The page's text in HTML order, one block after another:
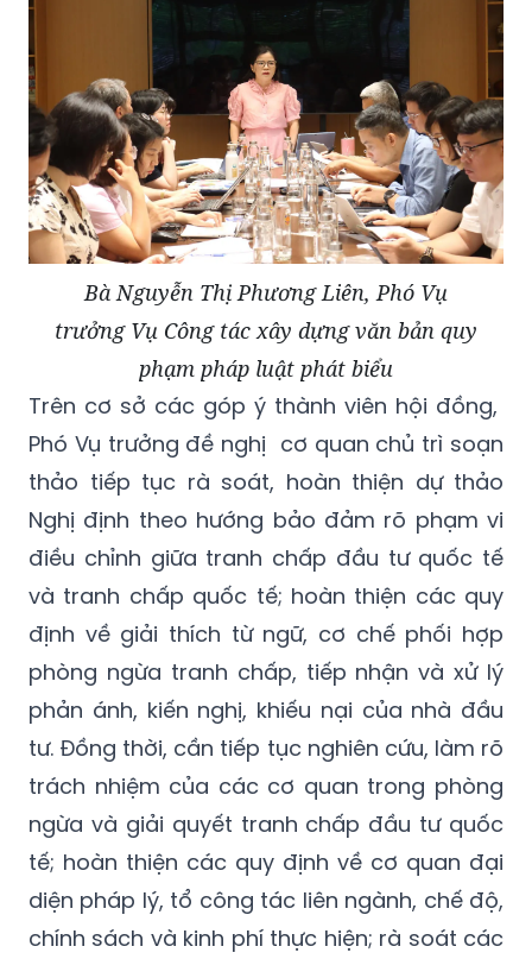
Bà Nguyễn Thị Phương Liên, Phó Vụ
trưởng Vụ Công tác xây dựng văn bản quy
phạm pháp luật phát biểu
Trên cơ sở các góp ý thành viên hội đồng,
Phó Vụ trưởng đề nghị cơ quan chủ trì soạn
thảo tiếp tục rà soát, hoàn thiện dự thảo
Nghị định theo hướng bảo đảm rõ phạm vi
điều chỉnh giữa tranh chấp đầu tư quốc tế
và tranh chấp quốc tế; hoàn thiện các quy
định về giải thích từ ngữ, cơ chế phối hợp
phòng ngừa tranh chấp, tiếp nhận và xử lý
phản ánh, kiến nghị, khiếu nại của nhà đầu
tư. Đồng thời, cần tiếp tục nghiên cứu, làm rõ
trách nhiệm của các cơ quan trong phòng
ngừa và giải quyết tranh chấp đầu tư quốc
tế; hoàn thiện các quy định về cơ quan đại
diện pháp lý, tổ công tác liên ngành, chế độ,
chính sách và kinh phí thực hiện; rà soát các